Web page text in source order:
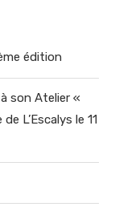
édition
son Atelier «
L’Escalys le 11